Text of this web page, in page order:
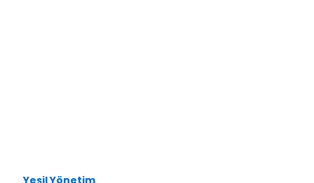
Yeşil Yönetim